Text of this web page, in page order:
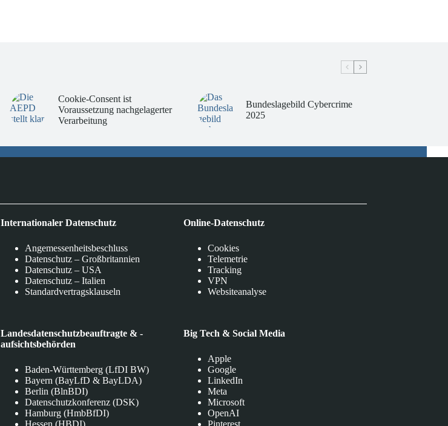
Cookie-Consent ist
Voraussetzung nachgelagerter
Verarbeitung
Bundeslagebild Cybercrime
2025
Internationaler Datenschutz
Angemessenheitsbeschluss
Datenschutz – Großbritannien
Datenschutz – USA
Datenschutz – Italien
Standardvertragsklauseln
Landesdatenschutzbeauftragte & -
aufsichtsbehörden
Baden-Württemberg (LfDI BW)
Bayern (BayLfD & BayLDA)
Berlin (BlnBDI)
Datenschutzkonferenz (DSK)
Hamburg (HmbBfDI)
Online-Datenschutz
Cookies
Telemetrie
Tracking
VPN
Websiteanalyse
Big Tech & Social Media
Apple
Google
LinkedIn
Meta
Microsoft
OpenAI